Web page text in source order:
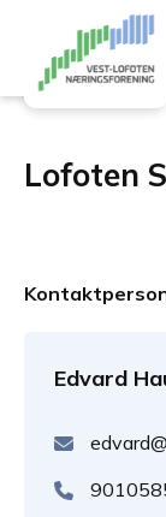
Lofoten
Edvard